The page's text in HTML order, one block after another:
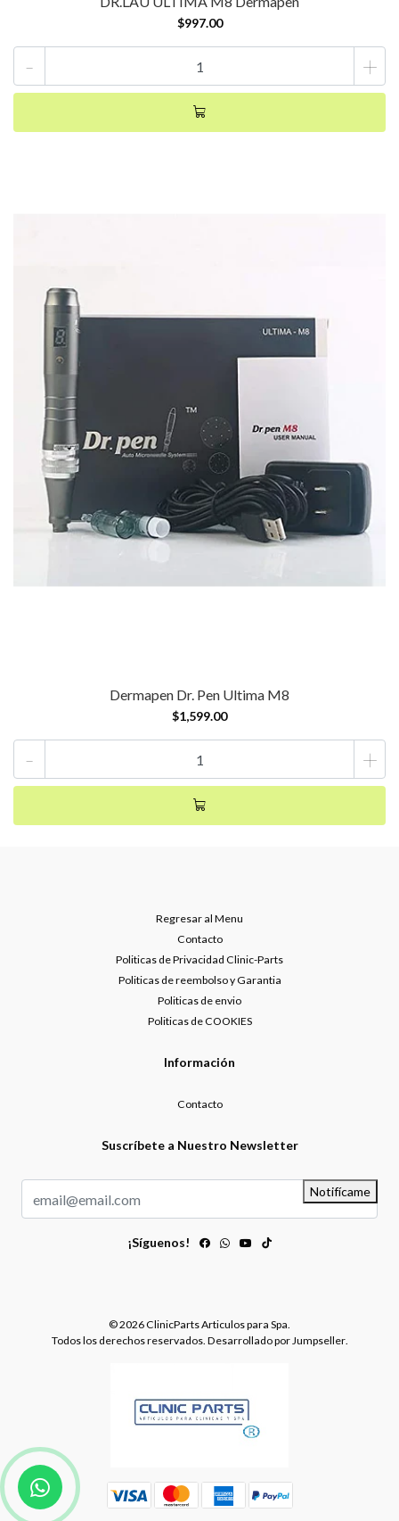
$997.00
- +
Dermapen Dr. Pen Ultima M8
$1,599.00
- +
Regresar al Menu
Contacto
Politicas de Privacidad Clinic-Parts
Politicas de reembolso y Garantia
Politicas de envio
Politicas de COOKIES
Información
Contacto
Suscríbete a Nuestro Newsletter
Notifícame
¡Síguenos!
© 2026 ClinicParts Articulos para Spa.
Todos los derechos reservados. Desarrollado por Jumpseller.